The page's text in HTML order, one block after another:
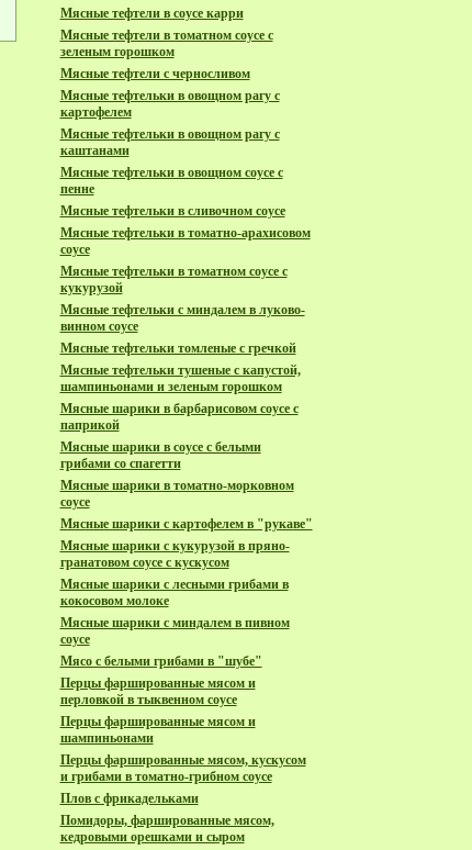
Мясные тефтели в соусе карри
Мясные тефтели в томатном соусе с
зеленым горошком
Мясные тефтели с черносливом
Мясные тефтельки в овощном рагу с
картофелем
Мясные тефтельки в овощном рагу с
каштанами
Мясные тефтельки в овощном соусе с
пенне
Мясные тефтельки в сливочном соусе
Мясные тефтельки в томатно-арахисовом
соусе
Мясные тефтельки в томатном соусе с
кукурузой
Мясные тефтельки с миндалем в луково-
винном соусе
Мясные тефтельки томленые с гречкой
Мясные тефтельки тушеные с капустой,
шампиньонами и зеленым горошком
Мясные шарики в барбарисовом соусе с
паприкой
Мясные шарики в соусе с белыми
грибами со спагетти
Мясные шарики в томатно-морковном
соусе
Мясные шарики с картофелем в "рукаве"
Мясные шарики с кукурузой в пряно-
гранатовом соусе с кускусом
Мясные шарики с лесными грибами в
кокосовом молоке
Мясные шарики с миндалем в пивном
соусе
Мясо с белыми грибами в "шубе"
Перцы фаршированные мясом и
перловкой в тыквенном соусе
Перцы фаршированные мясом и
шампиньонами
Перцы фаршированные мясом, кускусом
и грибами в томатно-грибном соусе
Плов с фрикадельками
Помидоры, фаршированные мясом,
кедровыми орешками и сыром